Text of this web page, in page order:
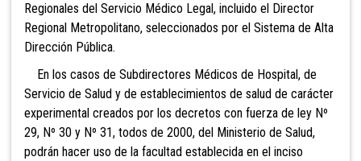
Regionales del Servicio Médico Legal, incluido el Director
Regional Metropolitano, seleccionados por el Sistema de Alta
Dirección Pública.
En los casos de Subdirectores Médicos de Hospital, de
Servicio de Salud y de establecimientos de salud de carácter
experimental creados por los decretos con fuerza de ley Nº
29, Nº 30 y Nº 31, todos de 2000, del Ministerio de Salud,
podrán hacer uso de la facultad establecida en el inciso